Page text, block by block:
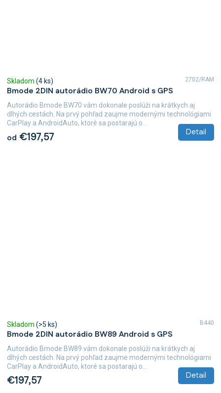
Bmode 2DIN autorádio BW70 Android s GPS
Skladom (4 ks)
od €197,57 Detail
Autorádio Bmode BW70 vám dokonale poslúži na krátkych aj
dlhých cestách. Na prvý pohľad zaujme modernými technológiami
CarPlay a AndroidAuto, ktoré sa postarajú o...
2702/RAM
Bmode 2DIN autorádio BW89 Android s GPS
Skladom (>5 ks)
€197,57 Detail
Autorádio Bmode BW89 vám dokonale poslúži na krátkych aj
dlhých cestách. Na prvý pohľad zaujme modernými technológiami
CarPlay a AndroidAuto, ktoré sa postarajú o...
B440